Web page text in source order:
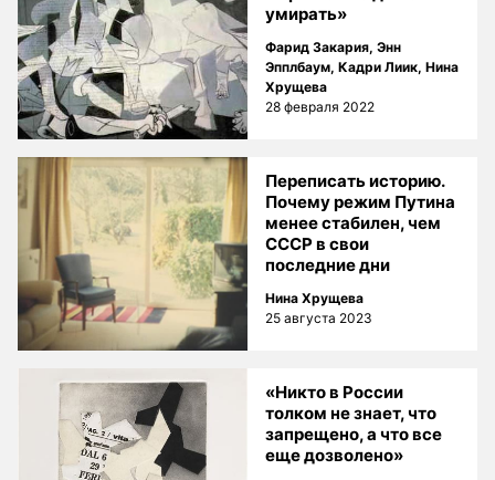
умирать»
Фарид Закария, Энн
Эпплбаум, Кадри Лиик, Нина
Хрущева
28 февраля 2022
Переписать историю.
Почему режим Путина
менее стабилен, чем
СССР в свои
последние дни
Нина Хрущева
25 августа 2023
«Никто в России
толком не знает, что
запрещено, а что все
еще дозволено»